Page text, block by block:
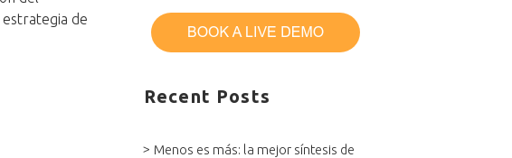
de
Recent Posts
Menos es más: la mejor síntesis de